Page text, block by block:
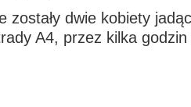
zostały dwie kobiety
A4, przez kilka godzin